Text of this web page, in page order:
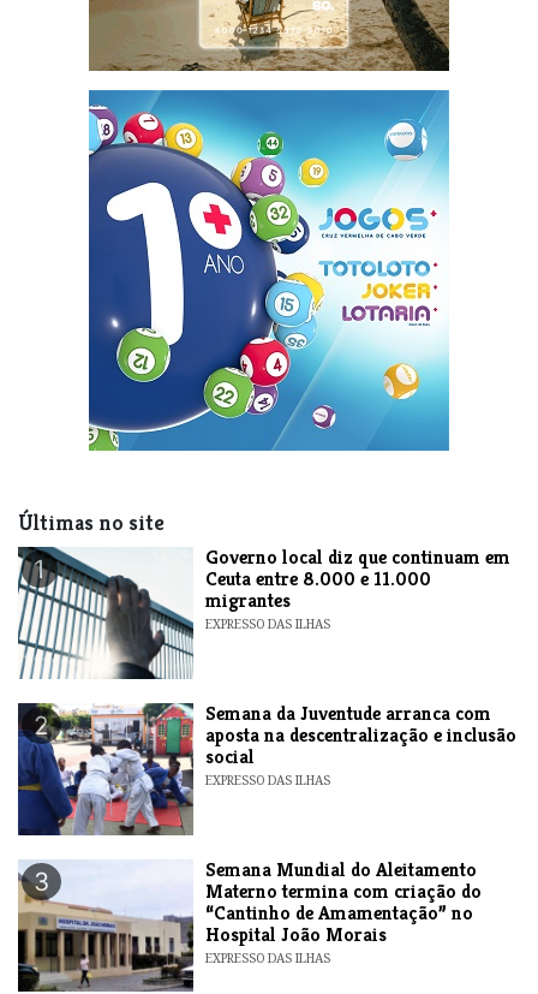
Últimas no site
1
​Governo local diz que continuam em
Ceuta entre 8.000 e 11.000
migrantes
EXPRESSO DAS ILHAS
2
Semana da Juventude arranca com
aposta na descentralização e inclusão
social
EXPRESSO DAS ILHAS
3
Semana Mundial do Aleitamento
Materno termina com criação do
“Cantinho de Amamentação” no
Hospital João Morais
EXPRESSO DAS ILHAS